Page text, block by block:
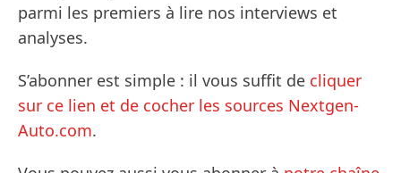
parmi les premiers à lire nos interviews et
analyses.
S’abonner est simple : il vous suffit de cliquer
sur ce lien et de cocher les sources Nextgen-
Auto.com.